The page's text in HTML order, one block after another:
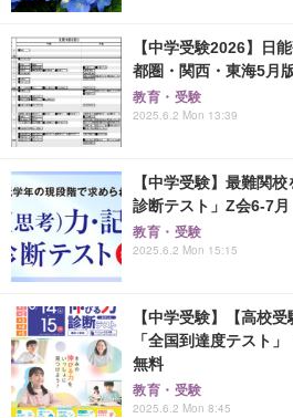
【中学受験2026】日
都圏・関西・東海5月
教育・受験
2025.6.2 Mon 13:39
【中学受験】最難関
診断テスト」Z会6-7月
教育・受験
2025.6.2 Mon 15:15
【中学受験】【高校
「全国到達度テスト
無料
教育・受験
2025.6.2 Mon 8:45